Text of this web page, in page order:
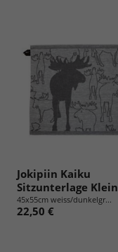
Jokipiin Kaiku
Sitzunterlage Klein
45x55cm weiss/dunkelgr...
22,50 €